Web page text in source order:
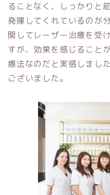
ることなく、しっかりと
発揮してくれているのが
関してレーザー治療を受
すが、効果を感じること
療法なのだと実感しまし
ございました。